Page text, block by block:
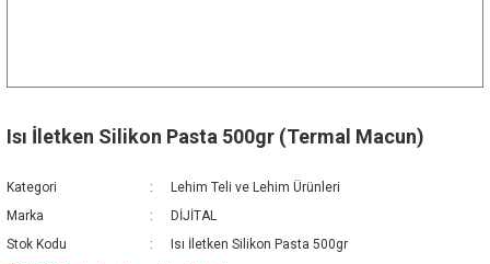
Isı İletken Silikon Pasta 500gr (Termal Macun)
Kategori
Lehim Teli ve Lehim Ürünleri
Marka
DİJİTAL
Stok Kodu
Isı İletken Silikon Pasta 500gr